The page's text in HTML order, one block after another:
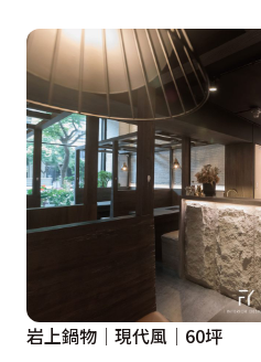
岩上鍋物│現代風│60坪